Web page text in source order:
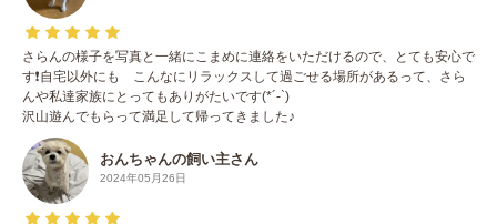
さらんの様子を写真と一緒にこまめに連絡をいただけるので、とても安心で
す❗️自宅以外にも こんなにリラックスして過ごせる場所があるって、さら
んや私達家族にとってもありがたいです(*´-`)
沢山遊んでもらって満足して帰ってきました♪
おんちゃんの飼い主さん
2024年05月26日